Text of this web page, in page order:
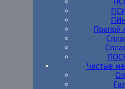
Припой
Чистые